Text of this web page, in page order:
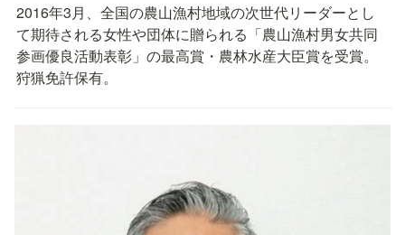
2016年3月、全国の農山漁村地域の次世代リーダーとし
て期待される女性や団体に贈られる「農山漁村男女共同
参画優良活動表彰」の最高賞・農林水産大臣賞を受賞。
狩猟免許保有。